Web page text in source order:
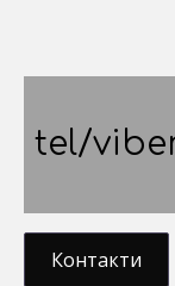
tel/
Контакти